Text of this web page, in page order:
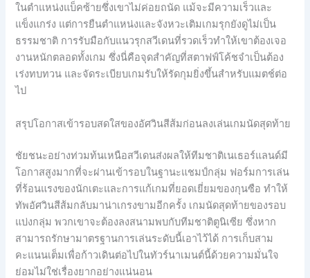
ในตำแหน่งแบ็คซ้ายซึ่งเขาไม่ค่อยถนัด แม้จะมีความเร็วและ
แข็งแกร่ง แต่การยืนตำแหน่งและจังหวะเติมเกมรุกยังดูไม่เป็น
ธรรมชาติ การรับมือกับแนวรุกสวีเดนที่รวดเร็วทำให้เขาต้องเจอ
งานหนักตลอดทั้งเกม ซึ่งนี่คือจุดสำคัญที่สตาฟฟ์โค้ชจำเป็นต้อง
เร่งทบทวน และจัดระเบียบเกมรับให้รัดกุมยิ่งขึ้นสำหรับแมตช์ต่อ
ไป
สรุปโอกาสเข้ารอบสดใสของอัศวินสีส้มก่อนลงเล่นเกมนัดสุดท้าย
ชัยชนะอย่างท่วมท้นเหนือสวีเดนส่งผลให้ทีมชาติเนเธอร์แลนด์มี
โอกาสสูงมากที่จะผ่านเข้ารอบในฐานะแชมป์กลุ่ม ฟอร์มการเล่น
ที่ร้อนแรงของนักเตะและการแก้เกมที่ยอดเยี่ยมของกุนซือ ทำให้
ทัพอัศวินสีส้มกลับมาน่าเกรงขามอีกครั้ง เกมนัดสุดท้ายของรอบ
แบ่งกลุ่ม พวกเขาจะต้องลงสนามพบกับทีมชาติตูนิเซีย ซึ่งหาก
สามารถรักษามาตรฐานการเล่นระดับนี้เอาไว้ได้ การเก็บสาม
คะแนนเต็มเพื่อก้าวเดินต่อไปในทัวร์นาเมนต์นี้ด้วยความมั่นใจ
ย่อมไม่ใช่เรื่องยากอย่างแน่นอน